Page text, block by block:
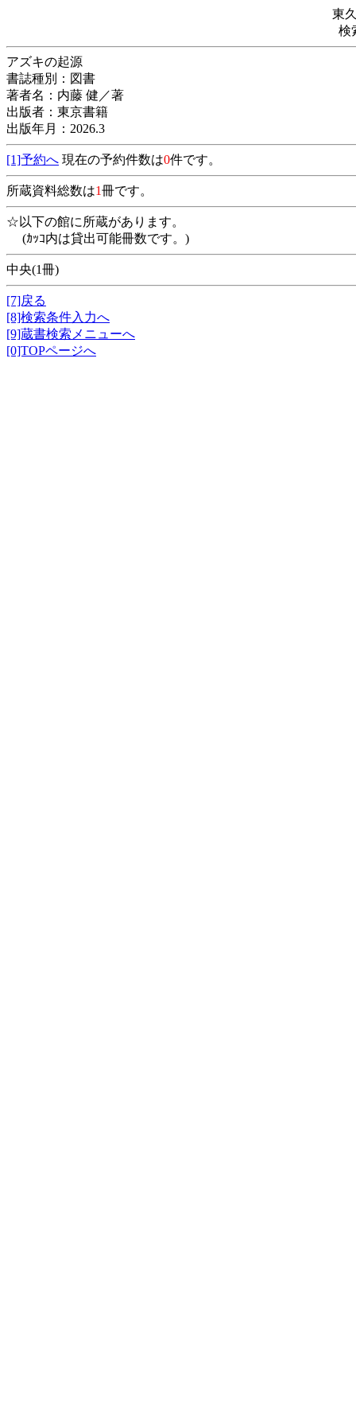
東
検
アズキの起源
書誌種別：図書
著者名：内藤 健／著
出版者：東京書籍
出版年月：2026.3
[1]予約へ 現在の予約件数は0件です。
所蔵資料総数は1冊です。
☆以下の館に所蔵があります。
(ｶｯｺ内は貸出可能冊数です。)
中央(1冊)
[7]戻る
[8]検索条件入力へ
[9]蔵書検索メニューへ
[0]TOPページへ